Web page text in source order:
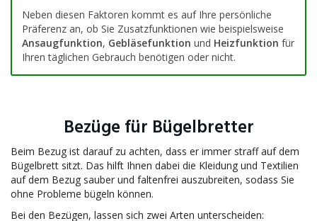
Neben diesen Faktoren kommt es auf Ihre persönliche
Präferenz an, ob Sie Zusatzfunktionen wie beispielsweise
Ansaugfunktion, Gebläsefunktion und Heizfunktion für
Ihren täglichen Gebrauch benötigen oder nicht.
Bezüge für Bügelbretter
Beim Bezug ist darauf zu achten, dass er immer straff auf dem
Bügelbrett sitzt. Das hilft Ihnen dabei die Kleidung und Textilien
auf dem Bezug sauber und faltenfrei auszubreiten, sodass Sie
ohne Probleme bügeln können.
Bei den Bezügen, lassen sich zwei Arten unterscheiden: